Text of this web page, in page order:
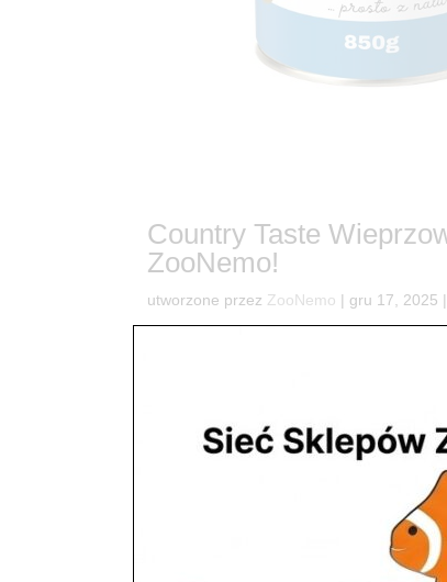
Country Taste
ZooNemo!
utworzone przez ZooNemo | gru 17, 2025 |